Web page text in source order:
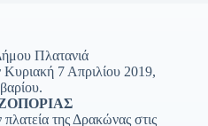
Πλατανιά
Κυριακή 7 Απριλίου 2019,
της Δρακώνας στις